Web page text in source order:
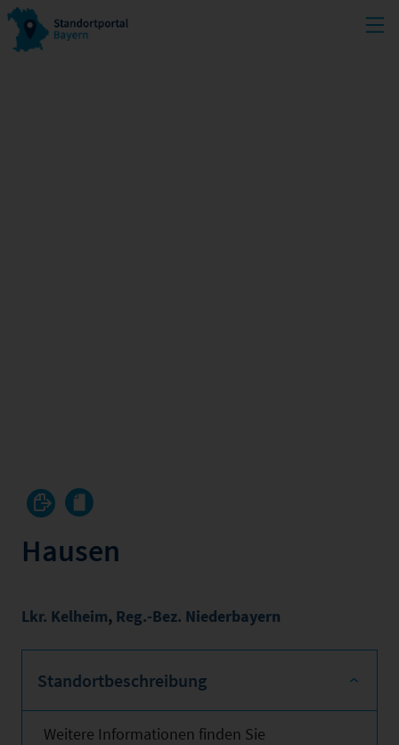
Hausen
Lkr. Kelheim, Reg.-Bez. Niederbayern
Standortbeschreibung
Weitere Informationen finden Sie